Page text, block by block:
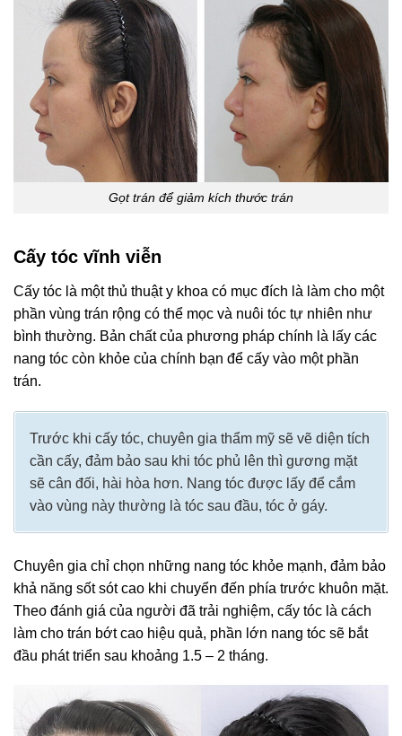
Gọt trán để giảm kích thước trán
Cấy tóc vĩnh viễn
Cấy tóc là một thủ thuật y khoa có mục đích là làm cho một
phần vùng trán rộng có thể mọc và nuôi tóc tự nhiên như
bình thường. Bản chất của phương pháp chính là lấy các
nang tóc còn khỏe của chính bạn để cấy vào một phần
trán.
Trước khi cấy tóc, chuyên gia thẩm mỹ sẽ vẽ diện tích
cần cấy, đảm bảo sau khi tóc phủ lên thì gương mặt
sẽ cân đối, hài hòa hơn. Nang tóc được lấy để cắm
vào vùng này thường là tóc sau đầu, tóc ở gáy.
Chuyên gia chỉ chọn những nang tóc khỏe mạnh, đảm bảo
khả năng sốt sót cao khi chuyển đến phía trước khuôn mặt.
Theo đánh giá của người đã trải nghiệm, cấy tóc là cách
làm cho trán bớt cao hiệu quả, phần lớn nang tóc sẽ bắt
đầu phát triển sau khoảng 1.5 – 2 tháng.